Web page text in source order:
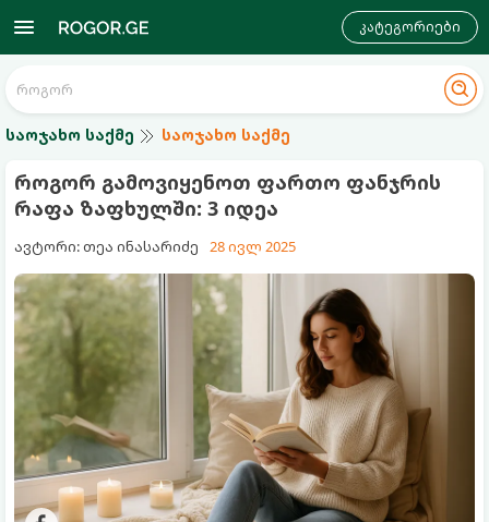
კატეგორიები
საოჯახო საქმე საოჯახო საქმე
როგორ გამოვიყენოთ ფართო ფანჯრის
რაფა ზაფხულში: 3 იდეა
ავტორი: თეა ინასარიძე 28 ივლ 2025